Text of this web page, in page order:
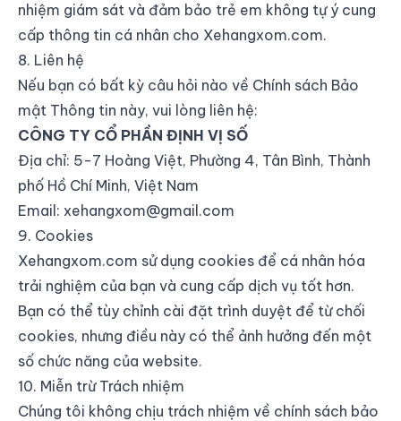
nhiệm giám sát và đảm bảo trẻ em không tự ý cung
cấp thông tin cá nhân cho Xehangxom.com.
8. Liên hệ
Nếu bạn có bất kỳ câu hỏi nào về Chính sách Bảo
mật Thông tin này, vui lòng liên hệ:
CÔNG TY CỔ PHẦN ĐỊNH VỊ SỐ
Địa chỉ: 5-7 Hoàng Việt, Phường 4, Tân Bình, Thành
phố Hồ Chí Minh, Việt Nam
Email: xehangxom@gmail.com
9. Cookies
Xehangxom.com sử dụng cookies để cá nhân hóa
trải nghiệm của bạn và cung cấp dịch vụ tốt hơn.
Bạn có thể tùy chỉnh cài đặt trình duyệt để từ chối
cookies, nhưng điều này có thể ảnh hưởng đến một
số chức năng của website.
10. Miễn trừ Trách nhiệm
Chúng tôi không chịu trách nhiệm về chính sách bảo